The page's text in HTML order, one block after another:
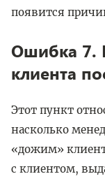
появится
Ошибка 7.
клиента
Этот пункт
насколько
«дожим»
с клиентом,